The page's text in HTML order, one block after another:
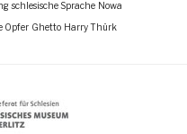
schlesische Sprache Nowa
Opfer Ghetto Harry Thürk